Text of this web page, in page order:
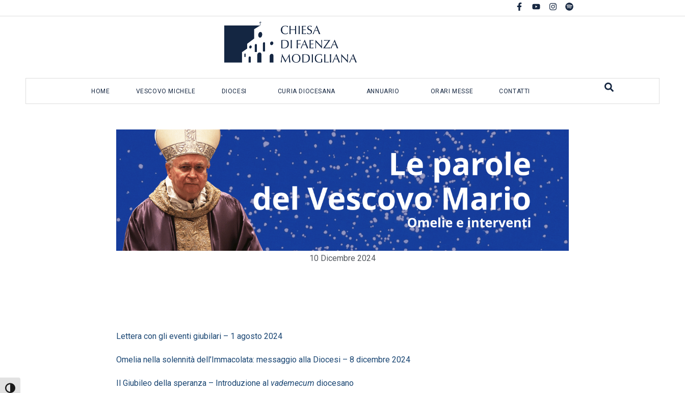
Attiva/disattiva alto contrasto
HOME VESCOVO MICHELE DIOCESI CURIA DIOCESANA ANNUARIO ORARI MESSE CONTATTI
10 Dicembre 2024
Lettera con gli eventi giubilari – 1 agosto 2024
Omelia nella solennità dell’Immacolata: messaggio alla Diocesi – 8 dicembre 2024
Il Giubileo della speranza – Introduzione al vademecum diocesano